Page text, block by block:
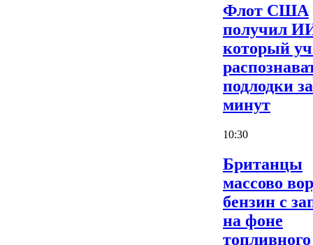
Флот США
получил
который
подлодки
минут
10:30
Британцы
массово
бензин с
на фоне
топливного